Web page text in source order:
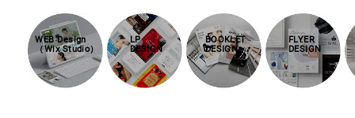
WEB Design
（Wix Studio）
LP
DESIGN
BOOKLET
DESIGN
FLYER
DESIGN